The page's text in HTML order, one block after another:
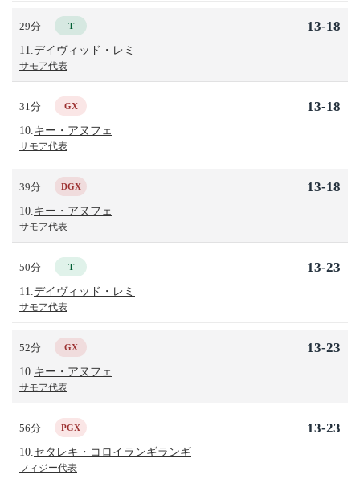
29分 T
11. デイヴィッド・レミ
サモア代表
13-18
31分 GX
10. キー・アヌフェ
サモア代表
13-18
39分 DGX
10. キー・アヌフェ
サモア代表
13-18
50分 T
11. デイヴィッド・レミ
サモア代表
13-23
52分 GX
10. キー・アヌフェ
サモア代表
13-23
56分 PGX
10. セタレキ・コロイランギランギ
フィジー代表
13-23